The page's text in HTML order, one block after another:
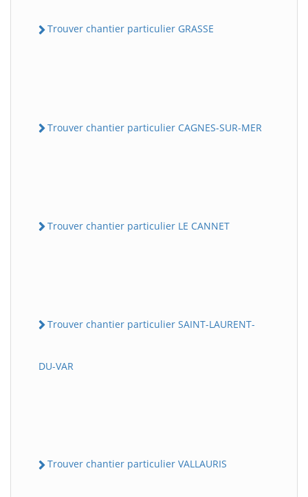
Trouver chantier particulier GRASSE
Trouver chantier particulier CAGNES-SUR-MER
Trouver chantier particulier LE CANNET
Trouver chantier particulier SAINT-LAURENT-
DU-VAR
Trouver chantier particulier VALLAURIS